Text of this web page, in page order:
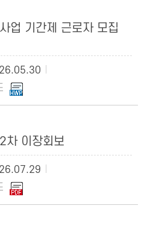
업 기간제 근로자 모집
26.05.30
차 이장회보
26.07.29